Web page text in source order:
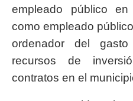
empleado público
como empleado
ordenador del
recursos de
contratos en el